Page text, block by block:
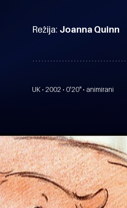
Režija: Joanna Quinn
UK • 2002 • 0'20" • animirani